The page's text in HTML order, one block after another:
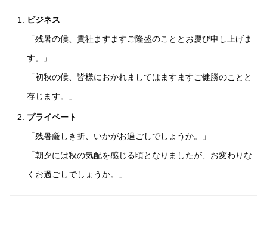
ビジネス
「残暑の候、貴社ますますご隆盛のこととお慶び申し上げま
す。」
「初秋の候、皆様におかれましてはますますご健勝のことと
存じます。」
プライベート
「残暑厳しき折、いかがお過ごしでしょうか。」
「朝夕には秋の気配を感じる頃となりましたが、お変わりな
くお過ごしでしょうか。」